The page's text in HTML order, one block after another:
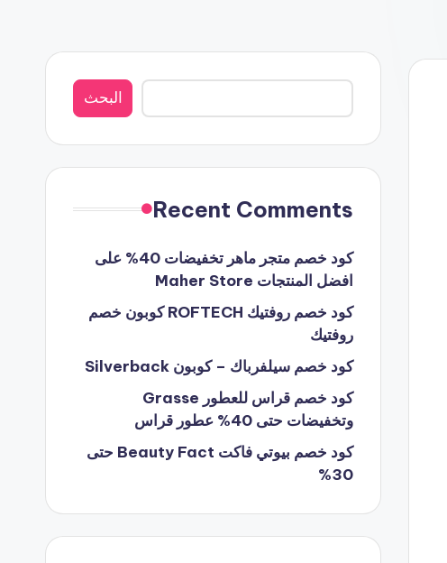
البحث
البحث
Recent Comments
كود خصم متجر ماهر تخفيضات 40% على
افضل المنتجات Maher Store
كود خصم روفتيك ROFTECH كوبون خصم
روفتيك
كود خصم سيلفرباك – كوبون Silverback
كود خصم قراس للعطور Grasse
وتخفيضات حتى 40% عطور قراس
كود خصم بيوتي فاكت Beauty Fact حتى
30%